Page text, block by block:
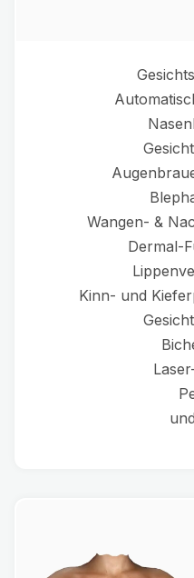
Wangen- &
Dermal-
Kinn- und